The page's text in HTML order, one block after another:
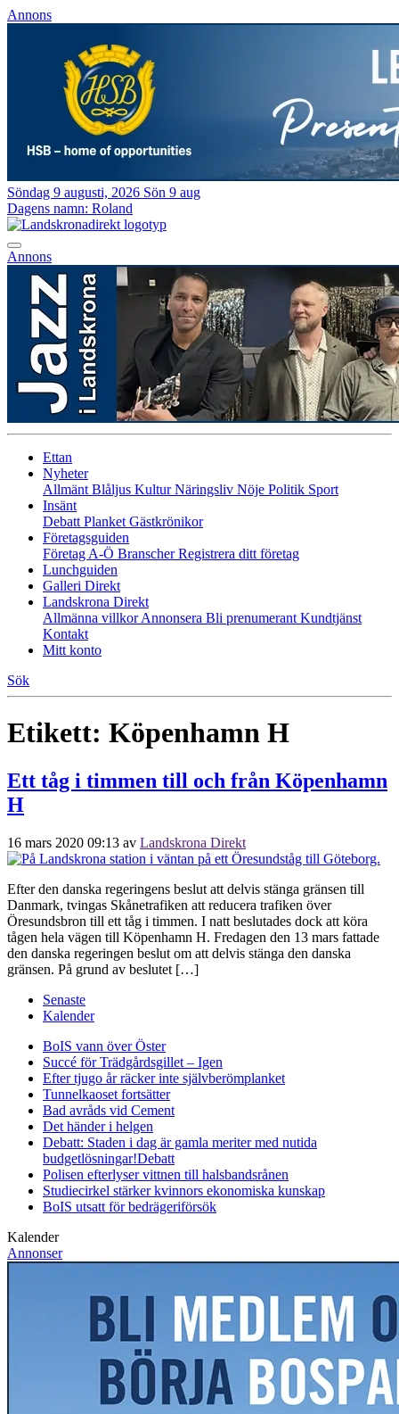
Annons
Söndag 9 augusti, 2026 Sön 9 aug
Dagens namn: Roland
Annons
Ettan
Nyheter
Allmänt Blåljus KulturNäringsliv Nöje Politik Sport
Insänt
Debatt Planket Gästkrönikor
Företagsguiden
Företag A-Ö BranscherRegistrera ditt företag
Lunchguiden
Galleri Direkt
Landskrona Direkt
Allmänna villkorAnnonsera Bli prenumerant Kundtjänst
Kontakt
Mitt konto
Sök
Etikett: Köpenhamn H
Ett tåg i timmen till och från Köpenhamn
H
16 mars 2020 09:13 av Landskrona Direkt
Efter den danska regeringens beslut att delvis stänga gränsen till
Danmark, tvingas Skånetrafiken att reducera trafiken över
Öresundsbron till ett tåg i timmen. I natt beslutades dock att köra
tågen hela vägen till Köpenhamn H. Fredagen den 13 mars fattade
den danska regeringen beslut om att delvis stänga den danska
gränsen. På grund av beslutet […]
Senaste
Kalender
BoIS vann över Öster
Succé för Trädgårdsgillet – Igen
Efter tjugo år räcker inte självberömplanket
Tunnelkaoset fortsätter
Bad avråds vid Cement
Det händer i helgen
Debatt: Staden i dag är gamla meriter med nutida
budgetlösningar!Debatt
Polisen efterlyser vittnen till halsbandsrånen
Studiecirkel stärker kvinnors ekonomiska kunskap
BoIS utsatt för bedrägeriförsök
Kalender
Annonser